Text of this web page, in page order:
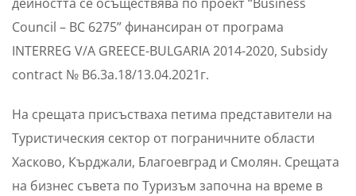
дейността се осъществява по проект “Business
Council – BC 6275” финансиран от програма
INTERREG V/A GREECE-BULGARIA 2014-2020, Subsidy
contract № B6.3a.18/13.04.2021г.
На срещата присъстваха петима представители на
Туристическия сектор от пограничните области
Хасково, Кърджали, Благоевград и Смолян. Срещата
на бизнес съвета по Туризъм започна на време в